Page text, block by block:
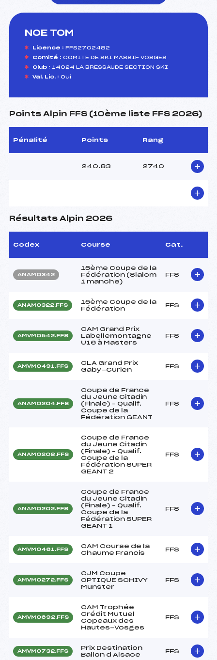
NOE TOM
Licence : FFS2702482
Comité : COMITE DE SKI MASSIF VOSGES
Club : 14024 LA BRESSAUDE SECTION SKI
Val. Lic. : Oui
Points Alpin FFS (10ème liste FFS 2026)
Pénalité Points Rang
240.83 2740
Résultats Alpin 2026
Codex Course Cat.
ANAM0342
15ème Coupe de la
Fédération (Slalom
1 manche)
FFS
ANAM0322.FFS
15ème Coupe de la
Fédération
FFS
AMVM0542.FFS
CAM Grand Prix
Labellemontagne
U16 à Masters
FFS
AMVM0491.FFS
CLA Grand Prix
Gaby-Curien
FFS
ANAM0204.FFS
Coupe de France
du Jeune Citadin
(Finale) – Qualif.
Coupe de la
Fédération GEANT
FFS
ANAM0208.FFS
Coupe de France
du Jeune Citadin
(Finale) – Qualif.
Coupe de la
Fédération SUPER
GEANT 2
FFS
ANAM0202.FFS
Coupe de France
du Jeune Citadin
(Finale) – Qualif.
Coupe de la
Fédération SUPER
GEANT 1
FFS
AMVM0461.FFS
CAM Course de la
Chaume Francis
FFS
AMVM0272.FFS
CJM Coupe
OPTIQUE SCHIVY
Munster
FFS
AMVM0692.FFS
CAM Trophée
Crédit Mutuel
Copeaux des
Hautes-Vosges
FFS
AMVM0732.FFS
Prix Destination
Ballon d Alsace
FFS